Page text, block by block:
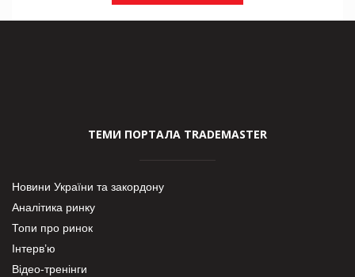
ТЕМИ ПОРТАЛА TRADEMASTER
Новини України та закордону
Аналітика ринку
Топи про ринок
Інтерв’ю
Відео-тренінги